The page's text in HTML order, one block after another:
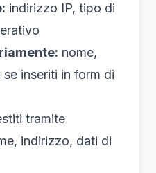
indirizzo IP, tipo di
nome,
inseriti in form di
tramite
indirizzo, dati di